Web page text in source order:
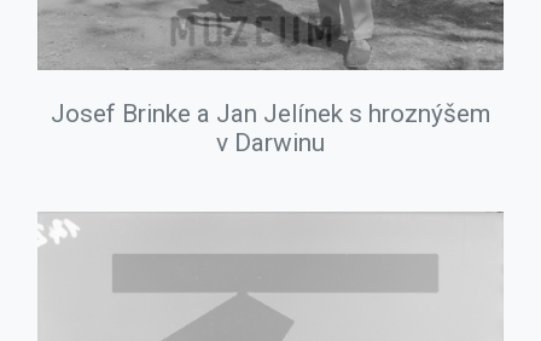
Josef Brinke a Jan Jelínek s hroznýšem
v Darwinu